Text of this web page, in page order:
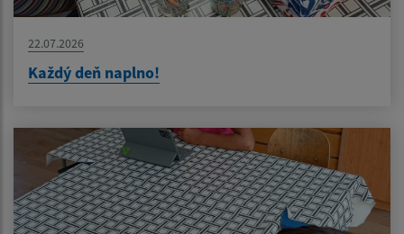
22.07.2026
Každý deň naplno!